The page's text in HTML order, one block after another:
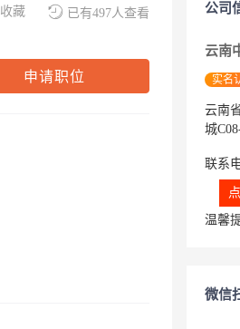
已有497人查看
收藏
申请职位
公司
实名
云南
城
联系
温馨
微信